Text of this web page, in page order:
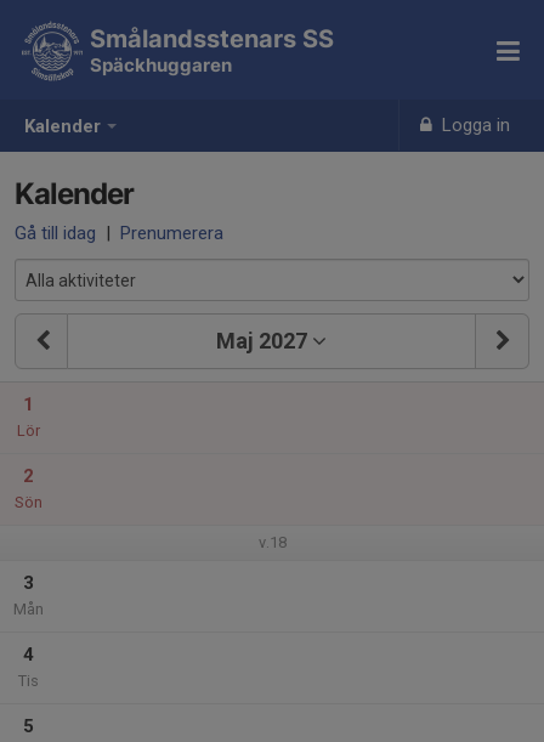
Kalender Logga in
Smålandsstenars SS
Späckhuggaren
Kalender
Gå till idag | Prenumerera
Maj 2027
1
Lör
2
Sön
v.18
3
Mån
4
Tis
5